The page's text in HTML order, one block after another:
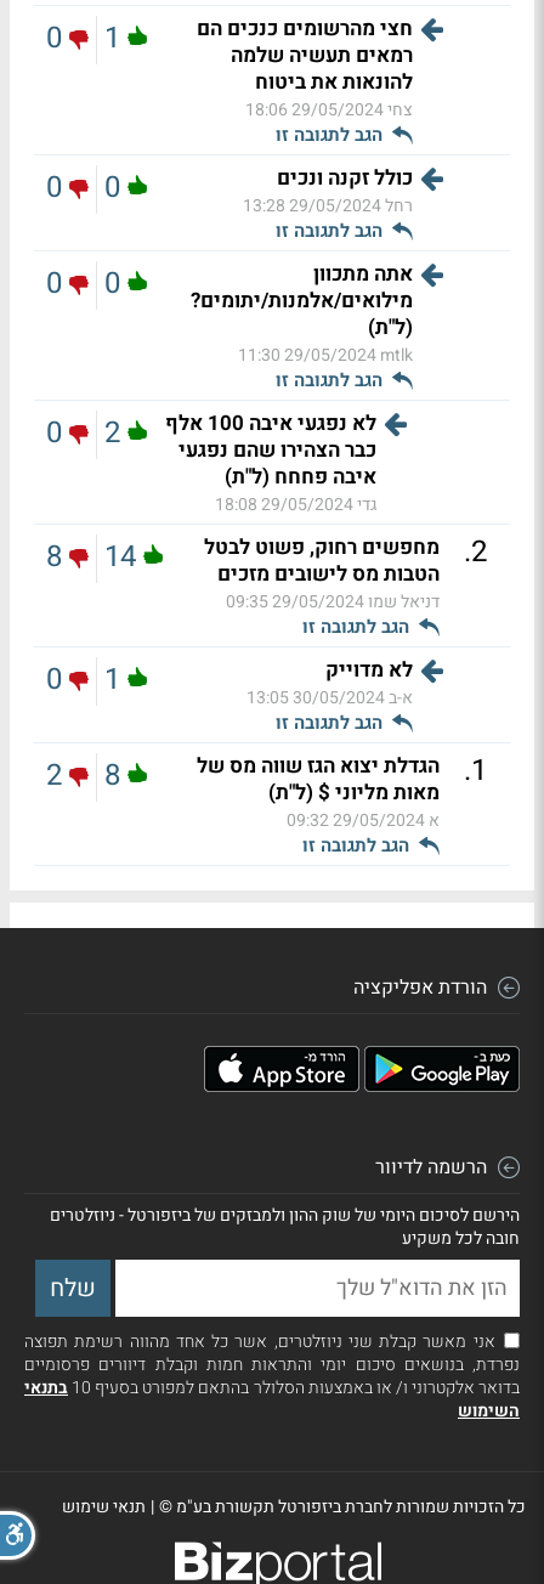
חצי מהרשומים כנכים הם
רמאים תעשיה שלמה
להונאות את ביטוח
צחי29/05/2024 18:06
הגב לתגובה זו
1
0
כולל זקנה ונכים
רחל29/05/2024 13:28
הגב לתגובה זו
0
0
אתה מתכוון
מילואים/אלמנות/יתומים?
(ל"ת)
mtlk
29/05/2024 11:30
הגב לתגובה זו
0
0
לא נפגעי איבה 100 אלף
כבר הצהירו שהם נפגעי
איבה פחחח (ל"ת)
גדי29/05/2024 18:08
2
0
2
.
מחפשים רחוק, פשוט לבטל
הטבות מס לישובים מזכים
דניאל שמו29/05/2024 09:35
הגב לתגובה זו
14
8
לא מדוייק
א-ב30/05/2024 13:05
הגב לתגובה זו
1
0
1
.
הגדלת יצוא הגז שווה מס של
מאות מליוני $ (ל"ת)
א29/05/2024 09:32
הגב לתגובה זו
8
2
הורדת אפליקציה
הרשמה לדיוור
הירשם לסיכום היומי של שוק ההון ולמבזקים של ביזפורטל - ניוזלטרים
חובה לכל משקיע
אני מאשר קבלת שני ניוזלטרים, אשר כל אחד מהווה רשימת תפוצה
נפרדת, בנושאים סיכום יומי והתראות חמות וקבלת דיוורים פרסומיים
בדואר אלקטרוני ו/ או באמצעות הסלולר בהתאם למפורט בסעיף 10
בתנאי
השימוש
כל הזכויות שמורות לחברת ביזפורטל תקשורת בע"מ ©| תנאי שימוש